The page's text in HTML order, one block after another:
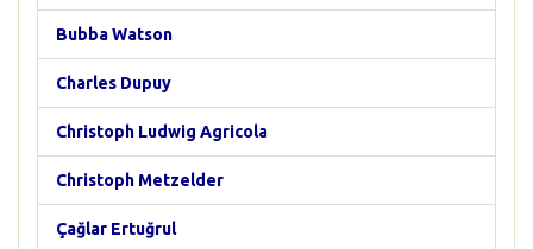
Bubba Watson
Charles Dupuy
Christoph Ludwig Agricola
Christoph Metzelder
Çağlar Ertuğrul